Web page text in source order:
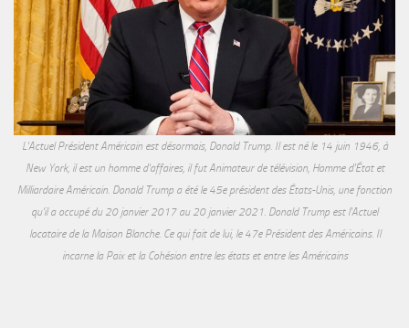
L'Actuel Président Américain est désormais, Donald Trump. Il est né le 14 juin 1946, à
New York, il est un homme d'affaires, il fut Animateur de télévision, Homme d'État et
Milliardaire Américain. Donald Trump a été le 45e président des États-Unis, une fonction
qu'il a occupé du 20 janvier 2017 au 20 janvier 2021. Donald Trump est l'Actuel
locataire de la Maison Blanche. Ce qui fait de lui, le 47e Président des Américains. Il
incarne la Paix et la Cohésion entre les états et entre les Américains